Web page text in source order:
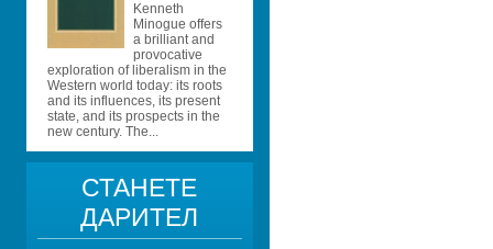
Kenneth
Minogue offers
a brilliant and
provocative
exploration of liberalism in the
Western world today: its roots
and its influences, its present
state, and its prospects in the
new century. The...
СТАНЕТЕ
ДАРИТЕЛ